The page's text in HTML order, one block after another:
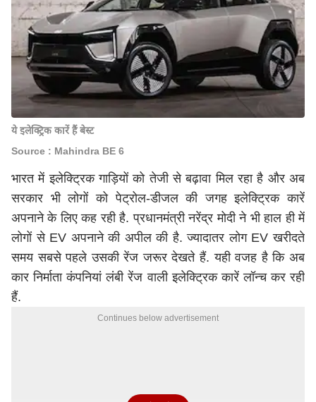
ये इलेक्ट्रिक कारें हैं बेस्ट
Source : Mahindra BE 6
भारत में इलेक्ट्रिक गाड़ियों को तेजी से बढ़ावा मिल रहा है और अब
सरकार भी लोगों को पेट्रोल-डीजल की जगह इलेक्ट्रिक कारें
अपनाने के लिए कह रही है. प्रधानमंत्रीनरेंद्र मोदीने भी हाल ही में
लोगों से EV अपनाने की अपील की है. ज्यादातर लोग EV खरीदते
समय सबसे पहले उसकी रेंज जरूर देखते हैं. यही वजह है कि अब
कार निर्माता कंपनियां लंबी रेंज वाली इलेक्ट्रिक कारें लॉन्च कर रही
हैं.
Continues below advertisement